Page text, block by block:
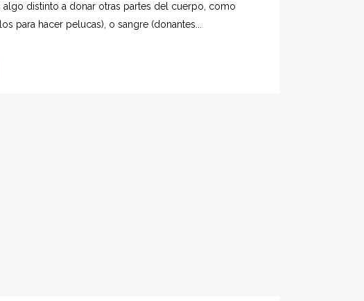
algo distinto a donar otras partes del cuerpo, como
para hacer pelucas), o sangre (donantes...